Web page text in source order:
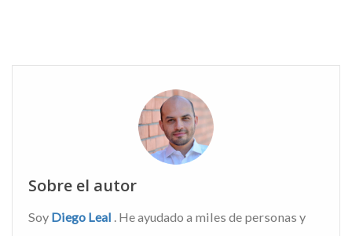
Sobre el autor
Soy Diego Leal . He ayudado a miles de personas y